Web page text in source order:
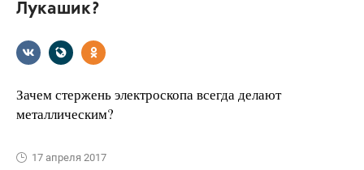
Лукашик?
Зачем стержень электроскопа всегда делают
металлическим?
17 апреля 2017